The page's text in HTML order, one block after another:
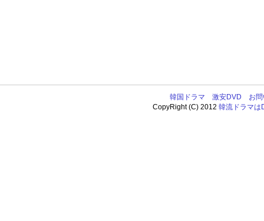
韓国ドラマ 激安DVD
お
CopyRight (C) 2012韓流ドラマは